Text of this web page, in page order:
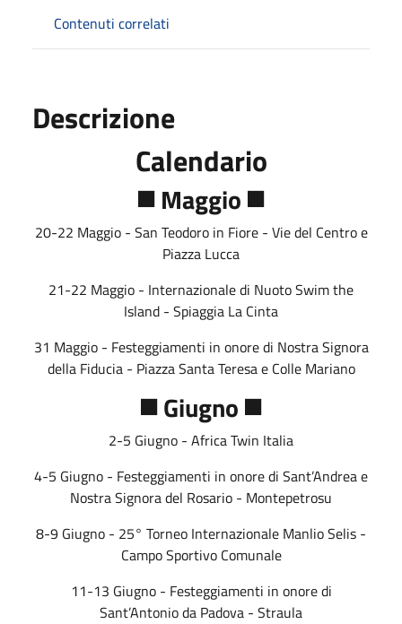
Contenuti correlati
Descrizione
Calendario
◼️ Maggio ◼️
20-22 Maggio - San Teodoro in Fiore - Vie del Centro e
Piazza Lucca
21-22 Maggio - Internazionale di Nuoto Swim the
Island - Spiaggia La Cinta
31 Maggio - Festeggiamenti in onore di Nostra Signora
della Fiducia - Piazza Santa Teresa e Colle Mariano
◼️ Giugno ◼️
2-5 Giugno - Africa Twin Italia
4-5 Giugno - Festeggiamenti in onore di Sant’Andrea e
Nostra Signora del Rosario - Montepetrosu
8-9 Giugno - 25° Torneo Internazionale Manlio Selis -
Campo Sportivo Comunale
11-13 Giugno - Festeggiamenti in onore di
Sant’Antonio da Padova - Straula